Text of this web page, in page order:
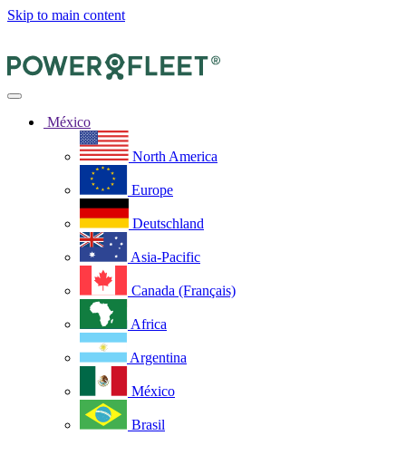
Skip to main content
México
North America
Europe
Deutschland
Asia-Pacific
Canada (Français)
Africa
Argentina
México
Brasil